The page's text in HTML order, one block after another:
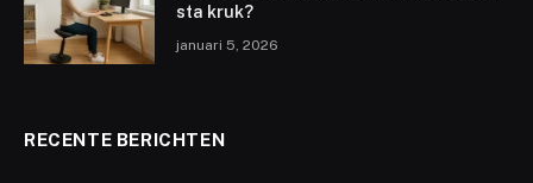
sta kruk?
januari 5, 2026
RECENTE BERICHTEN